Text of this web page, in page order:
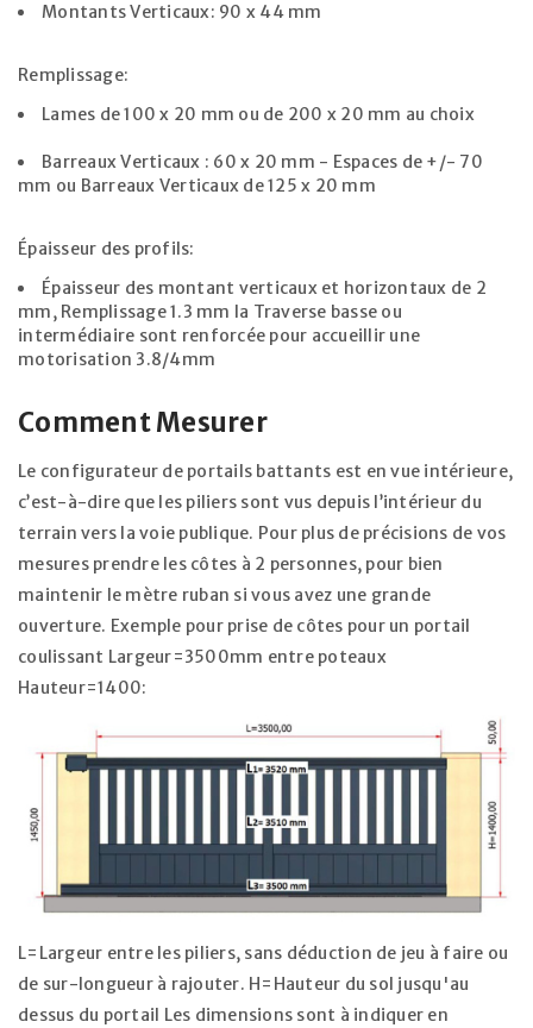
Montants Verticaux: 90 x 44 mm
Remplissage:
Lames de 100 x 20 mm ou de 200 x 20 mm au choix
Barreaux Verticaux : 60 x 20 mm - Espaces de +/- 70
mm ou Barreaux Verticaux de 125 x 20 mm
Épaisseur des profils:
Épaisseur des montant verticaux et horizontaux de 2
mm, Remplissage 1.3 mm la Traverse basse ou
intermédiaire sont renforcée pour accueillir une
motorisation 3.8/4mm
Comment Mesurer
Le configurateur de portails battants est en vue intérieure,
c’est-à-dire que les piliers sont vus depuis l’intérieur du
terrain vers la voie publique. Pour plus de précisions de vos
mesures prendre les côtes à 2 personnes, pour bien
maintenir le mètre ruban si vous avez une grande
ouverture. Exemple pour prise de côtes pour un portail
coulissant Largeur=3500mm entre poteaux
Hauteur=1400:
L=Largeur entre les piliers, sans déduction de jeu à faire ou
de sur-longueur à rajouter. H=Hauteur du sol jusqu'au
dessus du portail Les dimensions sont à indiquer en